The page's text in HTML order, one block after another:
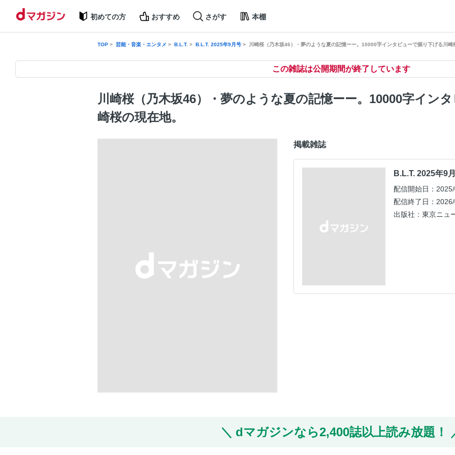
初めての方 おすすめ さがす 本棚
TOP 芸能・音楽・エンタメ B.L.T. B.L.T. 2025年9月号 川崎桜（乃木坂46）・夢のような夏の記憶ーー。10000字インタビューで掘り下げる川崎
この雑誌は公開期間が終了しています
川崎桜（乃木坂46）・夢のような夏の記憶ーー。10000字イン
崎桜の現在地。
掲載雑誌
B.L.T. 2025年9
配信開始日：
配信終了日：
出版社：東京ニュ
dマガジンなら2,400誌以上読み放題！